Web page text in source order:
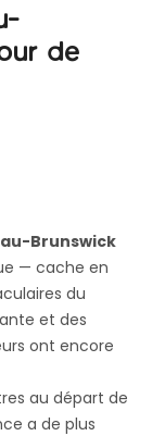
de
Brunswick
— cache en
du
et des
ont encore
au départ de
a de plus